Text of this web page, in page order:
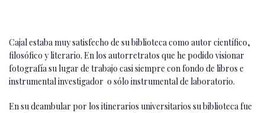
Cajal estaba muy satisfecho de su biblioteca como autor científico,
filosófico y literario. En los autorretratos que he podido visionar
fotografía su lugar de trabajo casi siempre con fondo de libros e
instrumental investigador o sólo instrumental de laboratorio.
En su deambular por los itinerarios universitarios su biblioteca fue